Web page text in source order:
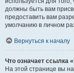
должны быть вам
предоставить вам
умолчанию в личном
Вернуться к началу
Что означает ссылка
На этой странице вы